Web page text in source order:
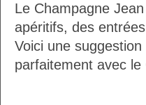
Le Champagne
apéritifs, des
Voici une
parfaitement avec